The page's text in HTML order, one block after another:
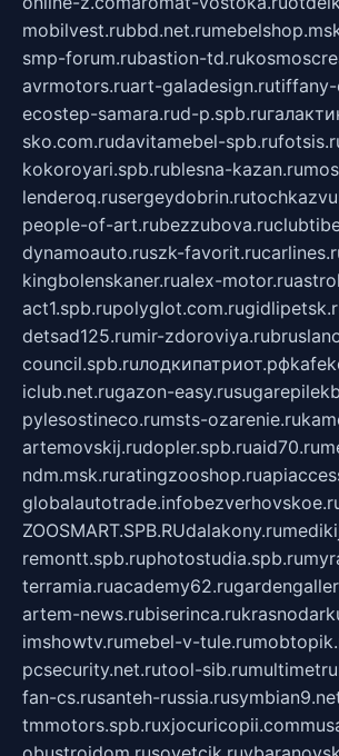
mobilvest.rubbd.net.ru
smp-forum.rubastion-td.ru
avrmotors.ruart-galadesign.rutiffany-
ecostep-samara.rud-p.spb.ru
sko.com.rudavitamebel-spb.ru
kokoroyari.spb.rublesna-kazan.ru
lenderoq.rusergeydobrin.ru
people-of-art.rubezzubova.ru
dynamoauto.ruszk-favorit.ru
kingbolenskaner.rualex-motor.ru
act1.spb.rupolyglot.com.ru
detsad125.rumir-zdoroviya.ru
council.spb.ruлодкипатриот.рф
iclub.net.rugazon-easy.ru
pylesostineco.rumsts-ozarenie.ru
artemovskij.rudopler.spb.ruaid70.ru
ndm.msk.ruratingzooshop.ru
globalautotrade.info
ZOOSMART.SPB.RUdalakony.ru
remontt.spb.ruphotostudia.spb.ru
terramia.ruacademy62.ru
artem-news.rubiserinca.ru
imshowtv.rumebel-v-tule.ru
pcsecurity.net.rutool-sib.ru
fan-cs.rusanteh-russia.ru
tmmotors.spb.ruxjocuricopii.com